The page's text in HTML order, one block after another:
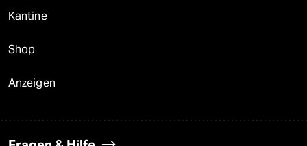
Kantine
Shop
Anzeigen